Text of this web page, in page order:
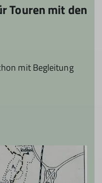
Touren mit den
mit Begleitung